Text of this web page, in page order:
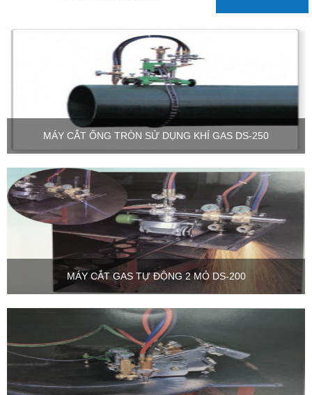
MÁY CẮT ỐNG TRÒN SỬ DỤNG KHÍ GAS DS-250
MÁY CẮT GAS TỰ ĐỘNG 2 MỎ DS-200